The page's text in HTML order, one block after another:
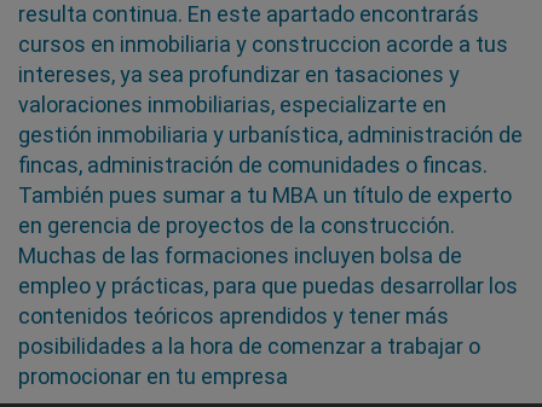
resulta continua. En este apartado encontrarás
cursos en inmobiliaria y construccion acorde a tus
intereses, ya sea profundizar en tasaciones y
valoraciones inmobiliarias, especializarte en
gestión inmobiliaria y urbanística, administración de
fincas, administración de comunidades o fincas.
También pues sumar a tu MBA un título de experto
en gerencia de proyectos de la construcción.
Muchas de las formaciones incluyen bolsa de
empleo y prácticas, para que puedas desarrollar los
contenidos teóricos aprendidos y tener más
posibilidades a la hora de comenzar a trabajar o
promocionar en tu empresa